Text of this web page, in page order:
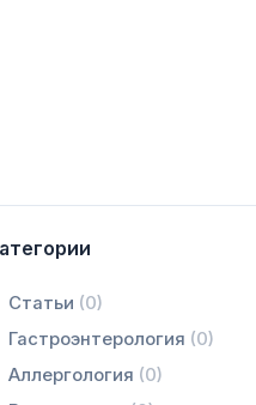
Статьи (0)
Гастроэнтерология (0)
Аллергология (0)